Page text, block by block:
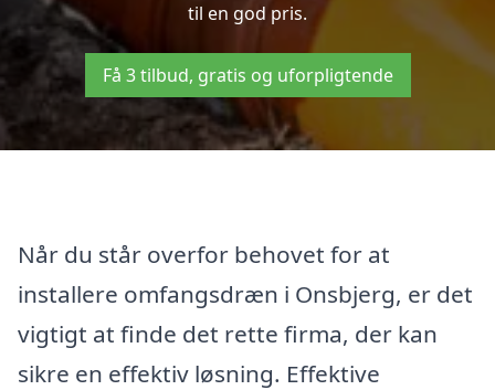
til en god pris.
Få 3 tilbud, gratis og uforpligtende
Når du står overfor behovet for at
installere omfangsdræn i Onsbjerg, er det
vigtigt at finde det rette firma, der kan
sikre en effektiv løsning. Effektive